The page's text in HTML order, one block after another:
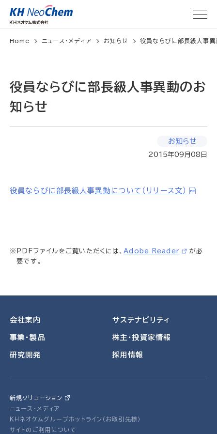
Home ニュース・メディア お知らせ 役員ならびに部長級人事
役員ならびに部長級人事異動のお
知らせ
お知らせ
2015年09月08日
役員ならびに部長級人事異動について（リリース文）
※PDFファイルをご覧いただくには、Adobe Reader
が必
要です。
会社案内
事業・製品
研究開発
サステナビリティ
株主・投資家情報
採用情報
新規ソリューション
ニュース・メディア
ＫＨネオケムグループホットライン（お取引先様）
サイトのご利用について